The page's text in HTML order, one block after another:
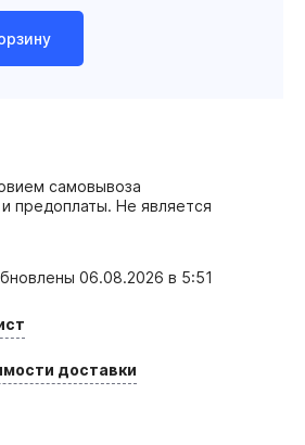
самовывоза
предоплаты. Не является
06.08.2026 в 5:51
доставки